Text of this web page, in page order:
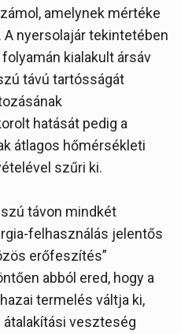
amelynek mértéke
A nyersolajár tekintetében
kialakult ársáv
távú tartósságát
hatását pedig a
átlagos hőmérsékleti
szűri ki.
távon mindkét
felhasználás jelentős
erőfeszítés”
abból ered, hogy a
termelés váltja ki,
veszteség